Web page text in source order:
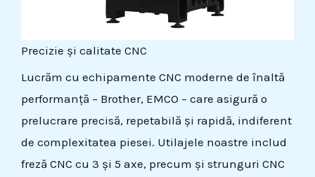
Precizie și calitate CNC
Lucrăm cu echipamente CNC moderne de înaltă
performanță – Brother, EMCO – care asigură o
prelucrare precisă, repetabilă și rapidă, indiferent
de complexitatea piesei. Utilajele noastre includ
freză CNC cu 3 și 5 axe, precum și strunguri CNC